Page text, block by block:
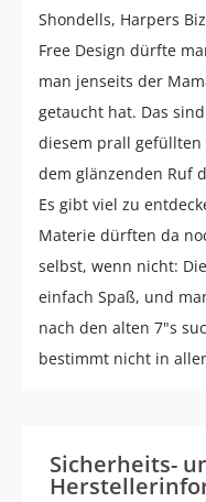
Shondells, Harpers
Free Design dürfte
man jenseits der
getaucht hat. Das
diesem prall
dem glänzenden Ruf
Es gibt viel zu
Materie dürften da
selbst, wenn nicht:
einfach Spaß, und
nach den alten 7"s
bestimmt nicht in
Sicherheits-